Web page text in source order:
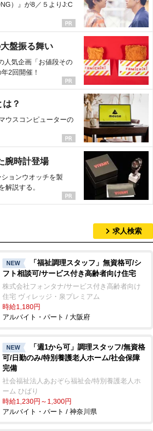
）』が8／５よりJ:C
盤振る舞い
人気企画「お値段その
2回開催！
？
ウスコンピューターの
腕時計登場
ョンウオッチを製
解説する。
求人検索
NEW
「福祉調理スタッフ」無資格可/シ
フト相談可/サービス付き高齢者向け住宅
株式会社フォンタナ/サービス付き高齢者向け
住宅 ヴィレッジ・泉プレミアム
時給1,180円
アルバイト・パート / 大阪府
NEW
「週1から可」調理スタッフ/無資格
可/日勤のみ/特別養護老人ホーム/社会保障
完備
社会福祉法人あおぞら福祉会/特別養護老人ホ
ーム ひばり
時給1,230円～1,300円
アルバイト・パート / 神奈川県